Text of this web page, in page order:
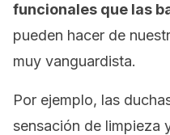
funcionales que las
pueden hacer de
muy vanguardista.
Por ejemplo, las
sensación de limpieza